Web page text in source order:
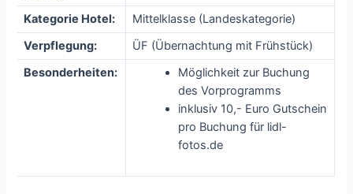
Kategorie Hotel:
Mittelklasse (Landeskategorie)
Verpflegung:
ÜF (Übernachtung mit Frühstück)
Besonderheiten:
Möglichkeit zur Buchung
des Vorprogramms
inklusiv 10,- Euro Gutschein
pro Buchung für lidl-
fotos.de